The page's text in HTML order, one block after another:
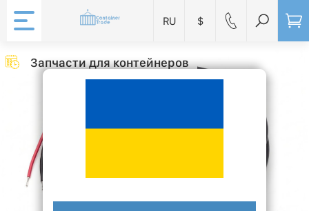
RU $
Запчасти для контейнеров